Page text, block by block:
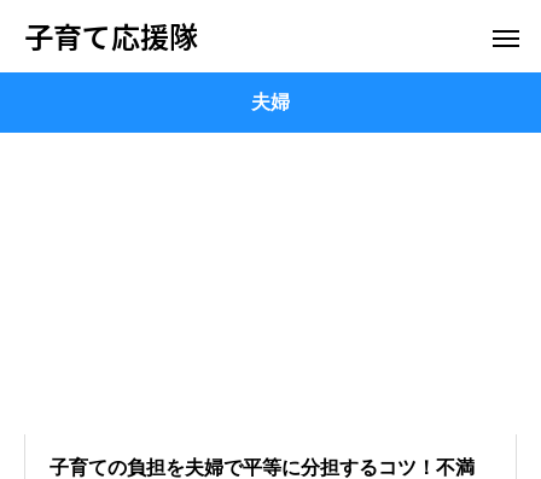
子育て応援隊
夫婦
子育ての負担を夫婦で平等に分担するコツ！不満